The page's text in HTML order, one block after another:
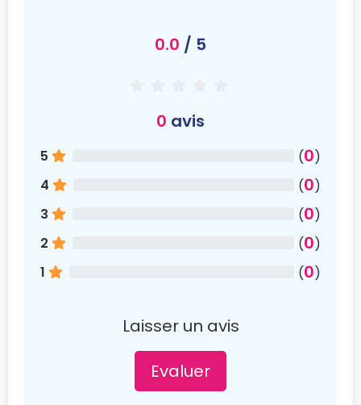
0.0 / 5
0 avis
5 (0)
4
(0)
3
(0)
2
(0)
1
(0)
Laisser un avis
Evaluer